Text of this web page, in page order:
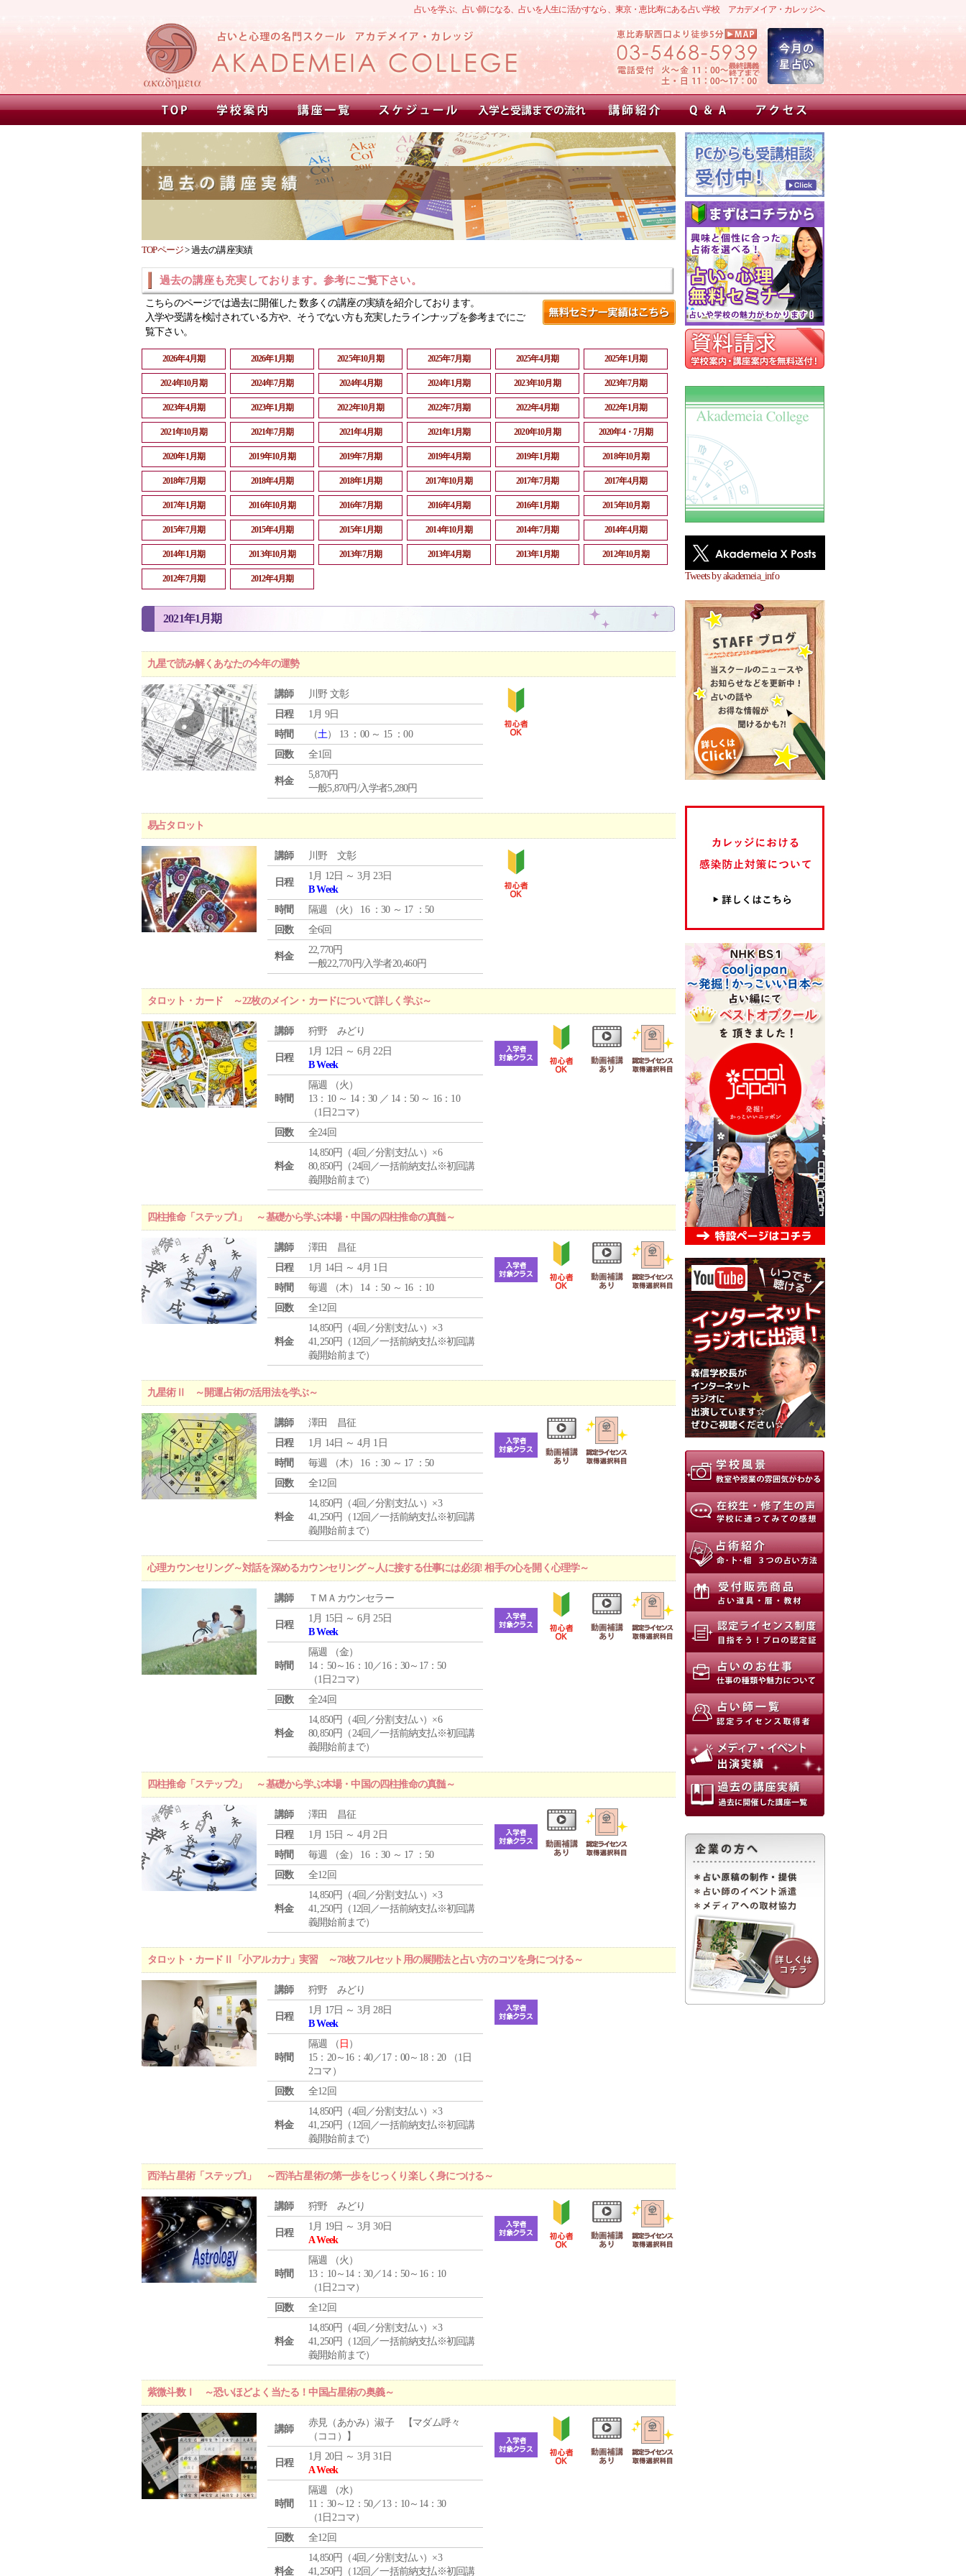
占いを学ぶ、占い師になる、占いを人生に活かすなら、東京・恵比寿にある占い学校 アカデメイア・カレッジへ
Tweets by akademeia_info
TOPページ>過去の講座実績
過去の講座も充実しております。参考にご覧下さい。
こちらのページでは過去に開催した 数多くの講座の実績を紹介しております。
入学や受講を検討されている方や、そうでない方も充実したラインナップを参考までにご
覧下さい。
2026年4月期 2026年1月期 2025年10月期 2025年7月期 2025年4月期 2025年1月期
2024年10月期 2024年7月期 2024年4月期 2024年1月期 2023年10月期 2023年7月期
2023年4月期 2023年1月期 2022年10月期 2022年7月期 2022年4月期 2022年1月期
2021年10月期 2021年7月期 2021年4月期 2021年1月期 2020年10月期 2020年4・7月期
2020年1月期 2019年10月期 2019年7月期 2019年4月期 2019年1月期 2018年10月期
2018年7月期 2018年4月期 2018年1月期 2017年10月期 2017年7月期 2017年4月期
2017年1月期 2016年10月期 2016年7月期 2016年4月期 2016年1月期 2015年10月期
2015年7月期 2015年4月期 2015年1月期 2014年10月期 2014年7月期 2014年4月期
2014年1月期 2013年10月期 2013年7月期 2013年4月期 2013年1月期 2012年10月期
2012年7月期 2012年4月期
2021年1月期
九星で読み解くあなたの今年の運勢
講師
川野 文彰
日程
1月 9日
時間
（土） 13 ：00 ～ 15 ：00
回数
全1回
料金
5,870円
一般5,870円/入学者5,280円
易占タロット
講師 川野 文彰
日程
1月 12日 ～ 3月 23日
B Week
時間
隔週 （火 ） 16 ：30 ～ 17 ：50
回数
全6回
料金
22,770円
一般22,770円/入学者20,460円
タロット・カード ～22枚のメイン・カードについて詳しく学ぶ～
講師 狩野 みどり
日程
1月 12日 ～ 6月 22日
B Week
時間
隔週 （火 ）
13：10 ～ 14：30 ／ 14：50 ～ 16：10
（1日2コマ）
回数
全24回
料金
14,850円（4回／分割支払い）×6
80,850円（24回／一括前納支払※初回講
義開始前まで）
四柱推命「ステップ1」 ～基礎から学ぶ本場・中国の四柱推命の真髄～
講師
澤田 昌征
日程
1月 14日 ～ 4月 1日
時間
毎週 （木） 14 ：50 ～ 16 ：10
回数
全12回
料金
14,850円（4回／分割支払い）×3
41,250円（12回／一括前納支払※初回講
義開始前まで）
九星術Ⅱ ～開運占術の活用法を学ぶ～
講師
澤田 昌征
日程
1月 14日 ～ 4月 1日
時間
毎週 （木） 16 ：30 ～ 17 ：50
回数
全12回
料金
14,850円（4回／分割支払い）×3
41,250円（12回／一括前納支払※初回講
義開始前まで）
心理カウンセリング～対話を深めるカウンセリング～人に接する仕事には必須! 相手の心を開く心理学～
講師 ＴＭＡカウンセラー
日程
1月 15日 ～ 6月 25日
B Week
時間
隔週 （金）
14：50～16：10／16：30～17：50
（1日2コマ）
回数
全24回
料金
14,850円（4回／分割支払い）×6
80,850円（24回／一括前納支払※初回講
義開始前まで）
四柱推命「ステップ2」 ～基礎から学ぶ本場・中国の四柱推命の真髄～
講師
澤田 昌征
日程
1月 15日 ～ 4月 2日
時間
毎週 （金） 16 ：30 ～ 17 ：50
回数
全12回
料金
14,850円（4回／分割支払い）×3
41,250円（12回／一括前納支払※初回講
義開始前まで）
タロット・カードⅡ「小アルカナ」実習 ～78枚フルセット用の展開法と占い方のコツを身につける～
講師 狩野 みどり
日程
1月 17日 ～ 3月 28日
B Week
時間
隔週 （ 日 ）
15：20～16：40／17：00～18：20 （1日
2コマ）
回数
全12回
料金
14,850円（4回／分割支払い）×3
41,250円（12回／一括前納支払※初回講
義開始前まで）
西洋占星術「ステップ1」 ～西洋占星術の第一歩をじっくり楽しく身につける～
講師 狩野 みどり
日程
1月 19日 ～ 3月 30日
A Week
時間
隔週 （火 ）
13：10～14：30／14：50～16：10
（1日2コマ）
回数
全12回
料金
14,850円（4回／分割支払い）×3
41,250円（12回／一括前納支払※初回講
義開始前まで）
紫微斗数Ⅰ ～恐いほどよく当たる！中国占星術の奥義～
講師
赤見（あかみ）淑子 【マダム呼々
（ココ）】
日程
1月 20日 ～ 3月 31日
A Week
時間
隔週 （水）
11：30～12：50／13：10～14：30
（1日2コマ）
回数
全12回
料金
14,850円（4回／分割支払い）×3
41,250円（12回／一括前納支払※初回講